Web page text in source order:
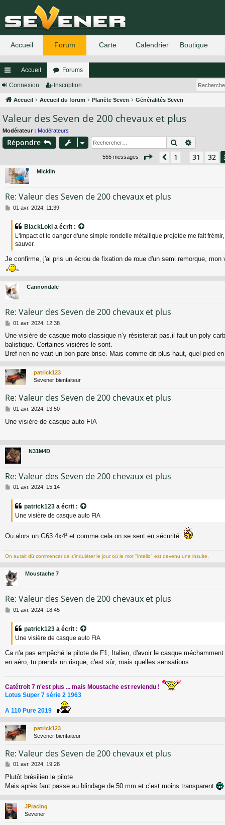
ac
co
ur
ci
Accueil Forums
Connexion Inscription
Accueil Accueil du forum Planète Seven Généralités Seven
Valeur des Seven de 200 chevaux et plus
Modérateur : Modérateurs
Répondre Rechercher
555 messages Page 33 sur37
Précédent
1 31 32
Micklin
Re: Valeur des Seven de 200 chevaux et plus
M
e
01 avr. 2024, 11:39
BlackLoki a écrit :
L'impact et le danger d'une simple rondelle métallique projetée me fait
sauver.
Je confirme, j'ai pris un écrou de fixation de roue d'un semi remorque,
Cannondale
Re: Valeur des Seven de 200 chevaux et plus
M
s
s
a
e
01 avr. 2024, 12:38
Une visière de casque moto classique n’y résisterait pas.il faut un poly
balistique. Certaines visières le sont.
Bref rien ne vaut un bon pare-brise. Mais comme dit plus haut, quel pied
patrick123
Sevener bienfaiteur
Re: Valeur des Seven de 200 chevaux et plus
M
s
e
01 avr. 2024, 13:50
Une visière de casque auto FIA
N31M4D
Re: Valeur des Seven de 200 chevaux et plus
M
01 avr. 2024, 15:14
patrick123 a écrit :
Une visière de casque auto FIA
Ou alors un G63 4x4² et comme cela on se sent en sécurité.
On aurait dû commencer de s’inquiéter le jour où le mot "intello" est devenu une insulte.
Moustache 7
Re: Valeur des Seven de 200 chevaux et plus
M
e
01 avr. 2024, 18:45
patrick123 a écrit :
Une visière de casque auto FIA
Ca n'a pas empêché le pilote de F1, Italien, d'avoir le casque
en aéro, tu prends un risque, c'est sûr, mais quelles sensations
Catétroit 7 n'est plus ... mais Moustache est reviendu !
Lotus Super 7 série 2 1963
A 110 Pure 2019
patrick123
Sevener bienfaiteur
Re: Valeur des Seven de 200 chevaux et plus
M
s
s
e
01 avr. 2024, 19:28
Plutôt brésilien le pilote
Mais après faut passe au blindage de 50 mm et c’est moins transparent
JPracing
Sevener